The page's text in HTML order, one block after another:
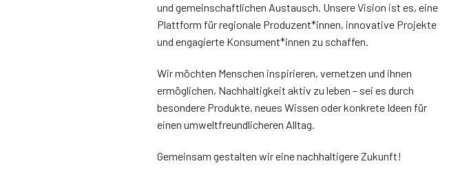
und gemeinschaftlichen Austausch. Unsere Vision ist es, eine
Plattform für regionale Produzent*innen, innovative Projekte
und engagierte Konsument*innen zu schaffen.
Wir möchten Menschen inspirieren, vernetzen und ihnen
ermöglichen, Nachhaltigkeit aktiv zu leben – sei es durch
besondere Produkte, neues Wissen oder konkrete Ideen für
einen umweltfreundlicheren Alltag.
Gemeinsam gestalten wir eine nachhaltigere Zukunft!